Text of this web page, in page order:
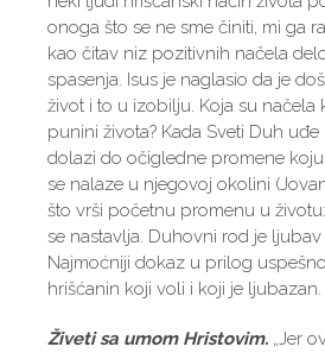
onoga što se ne sme činiti, mi ga
kao čitav niz pozitivnih načela
spasenja. Isus je naglasio da je
život i to u izobilju. Koja su načela
punini života? Kada Sveti Duh
dolazi do očigledne promene
se nalaze u njegovoj okolini
što vrši početnu promenu u
se nastavlja. Duhovni rod je ljubav
Najmoćniji dokaz u prilog
hrišćanin koji voli i koji je ljubazan.
Živeti sa umom Hristovim. „Jer